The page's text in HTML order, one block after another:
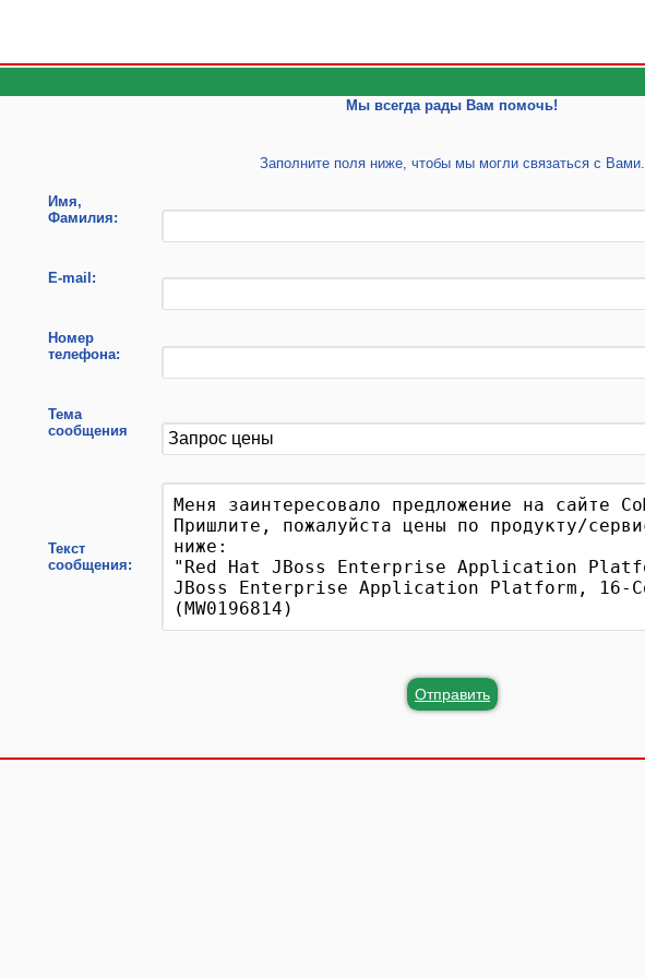
Мы всегда рады Вам помочь!
Заполните поля ниже, чтобы мы могли связаться с Вами.
Имя,
Фамилия:
E-mail:
Номер
телефона:
Тема
сообщения
Текст
сообщения:
Отправить